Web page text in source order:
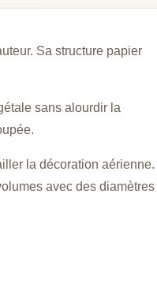
Sa structure papier
sans alourdir la
la décoration aérienne.
avec des diamètres